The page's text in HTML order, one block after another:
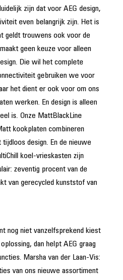
zijn dat voor AEG design,
even belangrijk zijn. Het is
geldt trouwens ook voor de
geen keuze voor alleen
Die wil het complete
gebruiken we voor
het dient er ook voor om ons
werken. En design is alleen
is. Onze MattBlackLine
kookplaten combineren
design. En de nieuwe
koel-vrieskasten zijn
zeventig procent van de
van gerecycled kunststof van
nog niet vanzelfsprekend kiest
dan helpt AEG graag
Marsha van der Laan-Vis:
van ons nieuwe assortiment